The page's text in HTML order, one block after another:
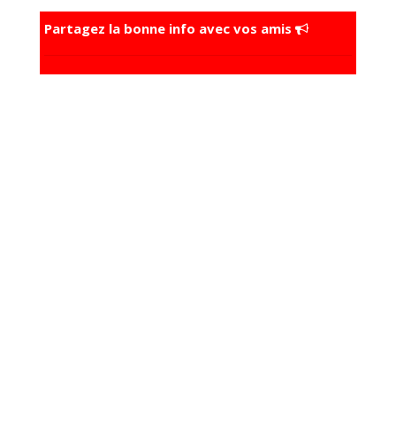
Partagez la bonne info avec vos amis